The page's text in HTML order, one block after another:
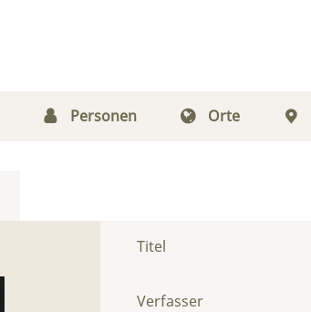
Personen Orte
Titel
Verfasser